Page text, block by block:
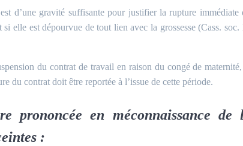
d’une gravité suffisante pour justifier la rupture immédiate
elle est dépourvue de tout lien avec la grossesse (Cass. soc.
du contrat de travail en raison du congé de
du contrat doit être reportée à l’issue de cette période.
prononcée en méconnaissance de
: